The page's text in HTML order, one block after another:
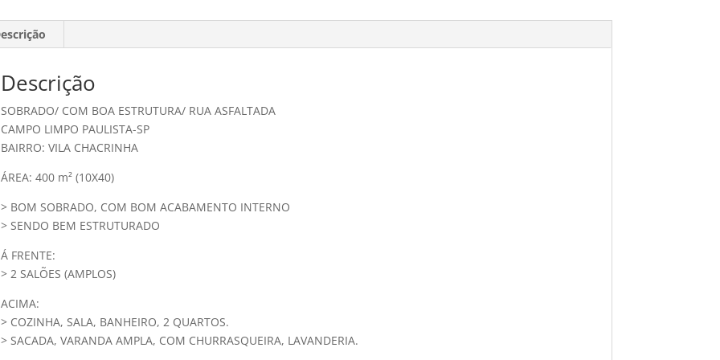
Descrição
SOBRADO/ COM BOA ESTRUTURA/ RUA ASFALTADA
CAMPO LIMPO PAULISTA-SP
BAIRRO: VILA CHACRINHA
ÁREA: 400 m² (10X40)
> BOM SOBRADO, COM BOM ACABAMENTO INTERNO
> SENDO BEM ESTRUTURADO
Á FRENTE:
> 2 SALÕES (AMPLOS)
ACIMA:
> COZINHA, SALA, BANHEIRO, 2 QUARTOS.
> SACADA, VARANDA AMPLA, COM CHURRASQUEIRA, LAVANDERIA.